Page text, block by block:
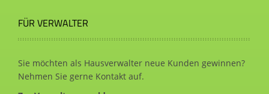
FÜR VERWALTER
Sie möchten als Hausverwalter neue Kunden gewinnen?
Nehmen Sie gerne Kontakt auf.